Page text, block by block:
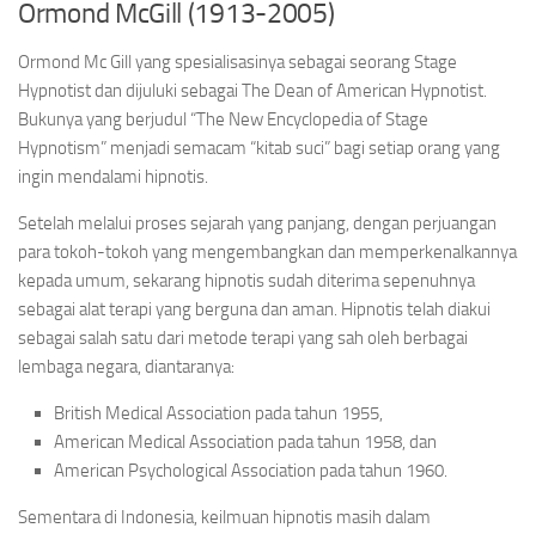
Ormond McGill (1913-2005)
Ormond Mc Gill yang spesialisasinya sebagai seorang Stage
Hypnotist dan dijuluki sebagai The Dean of American Hypnotist.
Bukunya yang berjudul “The New Encyclopedia of Stage
Hypnotism” menjadi semacam “kitab suci” bagi setiap orang yang
ingin mendalami hipnotis.
Setelah melalui proses sejarah yang panjang, dengan perjuangan
para tokoh-tokoh yang mengembangkan dan memperkenalkannya
kepada umum, sekarang hipnotis sudah diterima sepenuhnya
sebagai alat terapi yang berguna dan aman. Hipnotis telah diakui
sebagai salah satu dari metode terapi yang sah oleh berbagai
lembaga negara, diantaranya:
British Medical Association pada tahun 1955,
American Medical Association pada tahun 1958, dan
American Psychological Association pada tahun 1960.
Sementara di Indonesia, keilmuan hipnotis masih dalam